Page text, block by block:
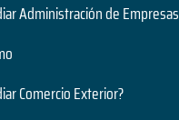
Administración de
Comercio Exterior?